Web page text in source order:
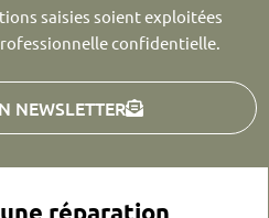
réparation
saisies soient exploitées
confidentielle.
NEWSLETTER